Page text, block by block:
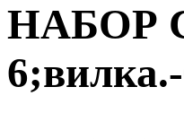
НАБОР